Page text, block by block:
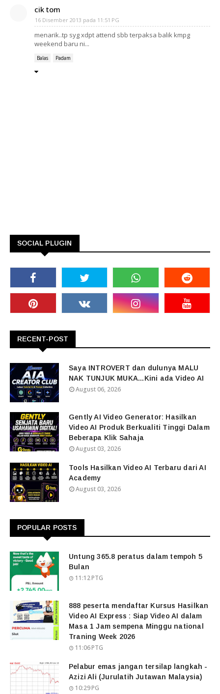
cik tom
16 Disember 2013 pada 11:51 PG
menarik..tp syg xdpt attend sbb terpaksa balik kmpg
weekend baru ni...
Balas Padam
SOCIAL PLUGIN
RECENT-POST
Saya INTROVERT dan dulunya MALU
NAK TUNJUK MUKA...Kini ada Video AI
August 06, 2026
Gently AI Video Generator: Hasilkan
Video AI Produk Berkualiti Tinggi Dalam
Beberapa Klik Sahaja
August 03, 2026
Tools Hasilkan Video AI Terbaru dari AI
Academy
August 03, 2026
POPULAR POSTS
Untung 365.8 peratus dalam tempoh 5
Bulan
11:12 PTG
888 peserta mendaftar Kursus Hasilkan
Video AI Express : Siap Video AI dalam
Masa 1 Jam sempena Minggu national
Traning Week 2026
11:06 PTG
Pelabur emas jangan tersilap langkah -
Azizi Ali (Jurulatih Jutawan Malaysia)
10:29 PG